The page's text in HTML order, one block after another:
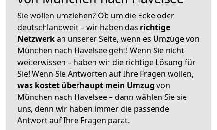
Sie wollen umziehen? Ob um die Ecke oder
deutschlandweit – wir haben das richtige
Netzwerkan unserer Seite, wenn es Umzüge von
München nach Havelsee geht! Wenn Sie nicht
weiterwissen – haben wir die richtige Lösung für
Sie! Wenn Sie Antworten auf Ihre Fragen wollen,
was kostet überhaupt mein Umzug von
München nach Havelsee – dann wählen Sie sie
uns, denn wir haben immer die passende
Antwort auf Ihre Fragen parat.